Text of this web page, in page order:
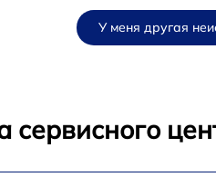
У меня другая
сервисного